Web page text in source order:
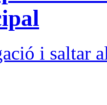
i saltar